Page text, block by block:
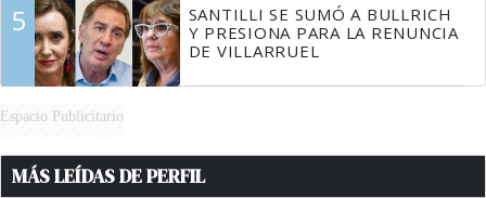
5
SANTILLI SE SUMÓ A BULLRICH
Y PRESIONA PARA LA RENUNCIA
DE VILLARRUEL
Espacio Publicitario
MÁS LEÍDAS DE PERFIL